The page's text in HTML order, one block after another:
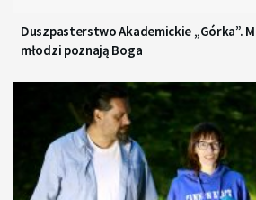
Duszpasterstwo Akademickie „Górka”.
młodzi poznają Boga